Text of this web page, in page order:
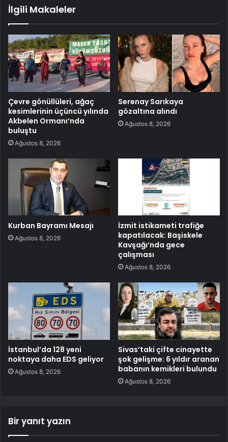
İlgili Makaleler
Çevre gönüllüleri, ağaç
kesimlerinin üçüncü yılında
Akbelen Ormanı’nda
buluştu
Ağustos 8, 2026
Serenay Sarıkaya
gözaltına alındı
Ağustos 8, 2026
Kurban Bayramı Mesajı
Ağustos 8, 2026
İzmit istikameti trafiğe
kapatılacak: Başiskele
Kavşağı’nda gece
çalışması
Ağustos 8, 2026
İstanbul’da 128 yeni
noktaya daha EDS geliyor
Ağustos 8, 2026
Sivas’taki çifte cinayette
şok gelişme: 6 yıldır aranan
babanın kemikleri bulundu
Ağustos 8, 2026
Bir yanıt yazın